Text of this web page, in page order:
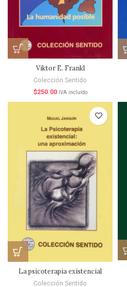
Viktor E. Frankl
Colección Sentido
$250.00 IVA incluído
La psicoterapia existencial
Colección Sentido